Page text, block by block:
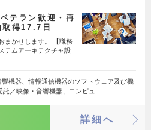
テラン歓迎・再
得17.7日
まかせします。 【職務
テムアーキテクチャ設
響機器、情報通信機器のソフトウェア及び機
／映像・音響機器、コンピュ…
詳細へ